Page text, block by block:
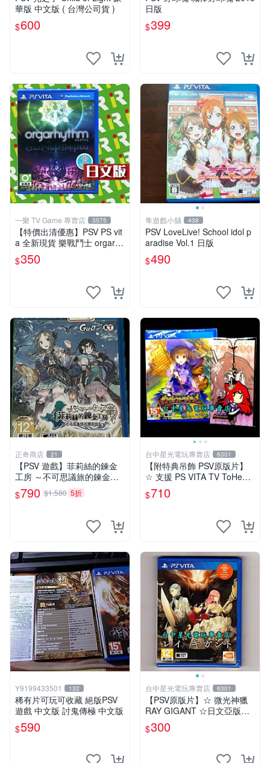
華版 中文版 ( 台灣公司貨 )
$600
日版
$399
一樂 TV Game 專賣店 3575
【特價出清優惠】PSV PS vit
a 全新現貨 樂戰鬥士 orgarhy
thm 亞日版 日文版【一樂電
玩】
$350
隼遊戲小舖 438
PSV LoveLive! School idol p
aradise Vol.1 日版
$490
正奇商店 21
【PSV 遊戲】菲莉絲的鍊金
工房 ～不可思議旅的鍊金術
士~◇正奇商店◆
$790 $1,580 5折
台中星光電玩專賣店 6301
【附特典吊飾 PSV原版片】
☆ 支援 PS VITA TV ToHeart
2 迷宮旅人 ☆日文亞版全新
品【台中星光電玩】
$710
Y9199433501 132
稀有片可玩可收藏 絕版PSV
遊戲 中文版 討鬼傳極 中文版
$590
台中星光電玩專賣店 6301
【PSV原版片】☆ 微光神獵
RAY GIGANT ☆日文亞版全
新品【含初回封入特典】台中
星光電玩
$300